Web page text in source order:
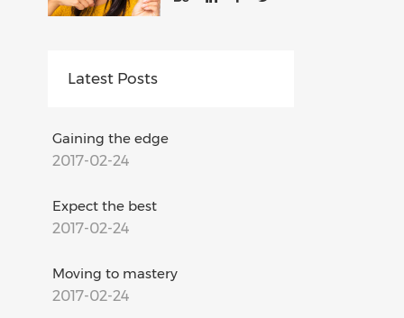
Latest Posts
Gaining the edge
2017-02-24
Expect the best
2017-02-24
Moving to mastery
2017-02-24